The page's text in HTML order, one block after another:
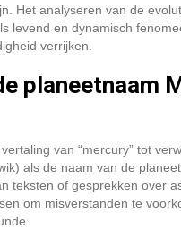
Het analyseren van de
levend en dynamisch
verrijken.
planeetnaam
van “mercury” tot
als de naam van de
teksten of gesprekken over
om misverstanden te